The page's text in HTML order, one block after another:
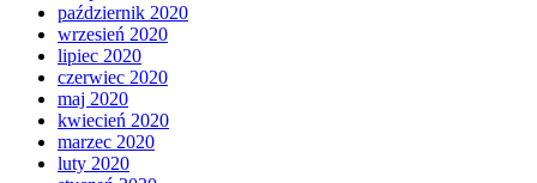
październik 2020
wrzesień 2020
lipiec 2020
czerwiec 2020
maj 2020
kwiecień 2020
marzec 2020
luty 2020